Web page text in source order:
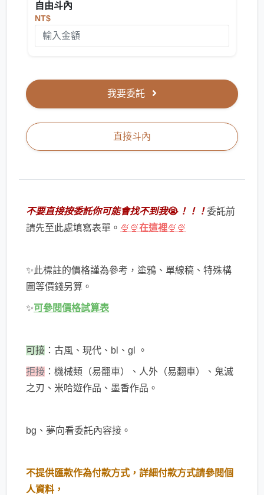
自由斗內
NT$
我要委託
直接斗內
不要直接按委託你可能會找不到我😭 ！！！委託前
請先至此處填寫表單。 🍨🍨在這裡🍨🍨
✨此標註的價格謹為參考，塗鴉、單線稿、特殊構
圖等價錢另算。
✨可參閱價格試算表
可接 ：古風、現代、bl、gl 。
拒接 ：機械類（易翻車）、人外（易翻車）、鬼滅
之刃、米哈遊作品、墨香作品。
bg、夢向看委託內容接。
不提供匯款作為付款方式，詳細付款方式請參閱個
人資料，